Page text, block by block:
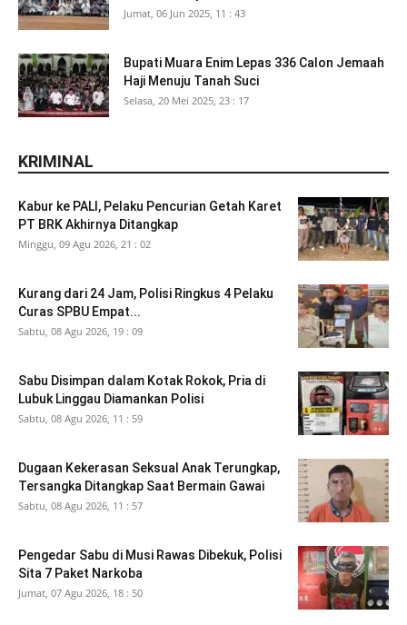
Jumat, 06 Jun 2025, 11 : 43
Bupati Muara Enim Lepas 336 Calon Jemaah
Haji Menuju Tanah Suci
Selasa, 20 Mei 2025, 23 : 17
KRIMINAL
Kabur ke PALI, Pelaku Pencurian Getah Karet
PT BRK Akhirnya Ditangkap
Minggu, 09 Agu 2026, 21 : 02
Kurang dari 24 Jam, Polisi Ringkus 4 Pelaku
Curas SPBU Empat...
Sabtu, 08 Agu 2026, 19 : 09
Sabu Disimpan dalam Kotak Rokok, Pria di
Lubuk Linggau Diamankan Polisi
Sabtu, 08 Agu 2026, 11 : 59
Dugaan Kekerasan Seksual Anak Terungkap,
Tersangka Ditangkap Saat Bermain Gawai
Sabtu, 08 Agu 2026, 11 : 57
Pengedar Sabu di Musi Rawas Dibekuk, Polisi
Sita 7 Paket Narkoba
Jumat, 07 Agu 2026, 18 : 50